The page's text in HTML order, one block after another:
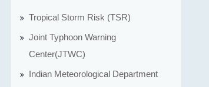
Tropical Storm Risk (TSR)
Joint Typhoon Warning
Center(JTWC)
Indian Meteorological Department